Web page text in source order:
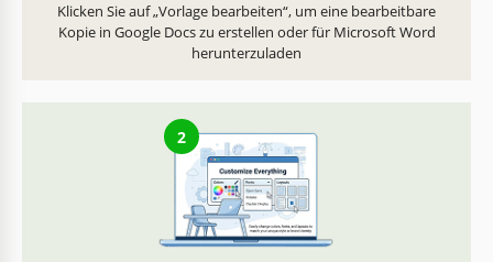
Klicken Sie auf „Vorlage bearbeiten“, um eine bearbeitbare
Kopie in Google Docs zu erstellen oder für Microsoft Word
herunterzuladen
2